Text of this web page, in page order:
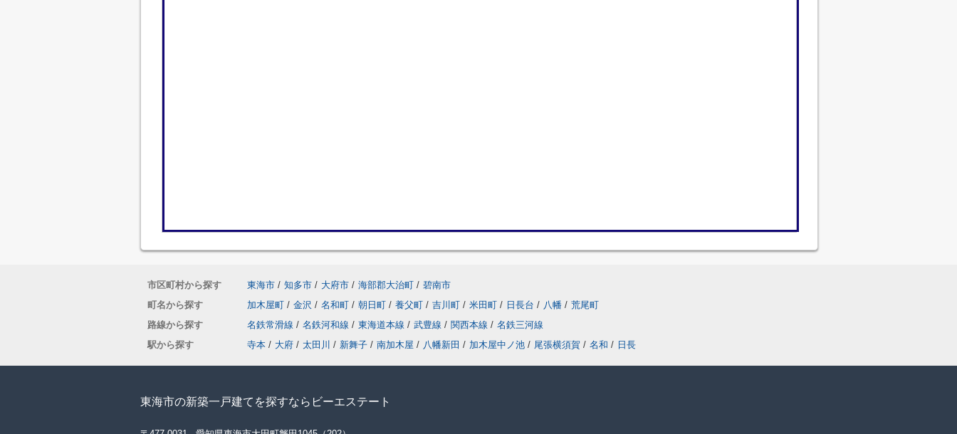
市区町村から探す 東海市 / 知多市 / 大府市 / 海部郡大治町 / 碧南市
町名から探す
加木屋町 / 金沢 / 名和町 / 朝日町 / 養父町 / 吉川町 / 米田町 / 日長台 / 八幡 / 荒尾町
路線から探す
名鉄常滑線 / 名鉄河和線 / 東海道本線 / 武豊線 / 関西本線 / 名鉄三河線
駅から探す
寺本 / 大府 / 太田川 / 新舞子 / 南加木屋 / 八幡新田 / 加木屋中ノ池 / 尾張横須賀 / 名和 / 日長
東海市の新築一戸建てを探すならビーエステート